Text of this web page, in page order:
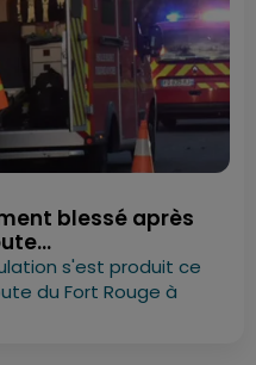
blessé après
s'est produit ce
du Fort Rouge à